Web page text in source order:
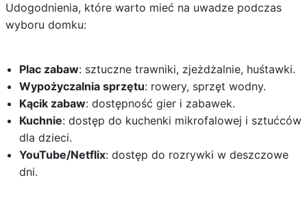
Udogodnienia, które warto mieć na uwadze podczas
wyboru domku:
Plac zabaw: sztuczne trawniki, zjeżdżalnie, huśtawki.
Wypożyczalnia sprzętu: rowery, sprzęt wodny.
Kącik zabaw: dostępność gier i zabawek.
Kuchnie: dostęp do kuchenki mikrofalowej i sztućców
dla dzieci.
YouTube/Netflix: dostęp do rozrywki w deszczowe
dni.